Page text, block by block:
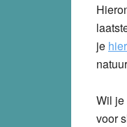
je
Wil je
voor